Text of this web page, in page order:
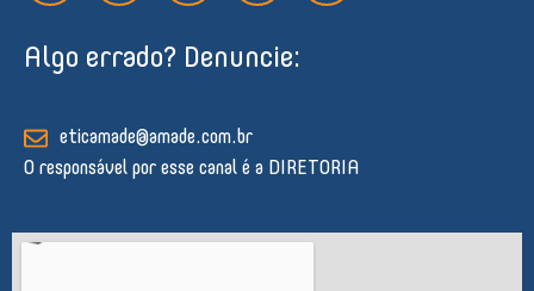
n
e
n
c
b
k
-
u
u
s
a
m
a
Algo errado? Denuncie:
eticamade@amade.com.br
O responsável por esse canal é a DIRETORIA